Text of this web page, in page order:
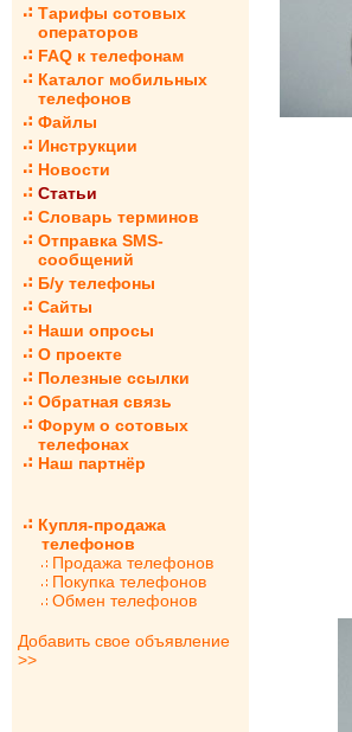
Тарифы сотовых
операторов
FAQ к телефонам
Каталог мобильных
телефонов
Файлы
Инструкции
Новости
Статьи
Словарь терминов
Отправка SMS-
сообщений
Б/у телефоны
Сайты
Наши опросы
О проекте
Полезные ссылки
Обратная связь
Форум о сотовых
телефонах
Наш партнёр
Купля-продажа
телефонов
Продажа телефонов
Покупка телефонов
Обмен телефонов
Добавить свое объявление
>>